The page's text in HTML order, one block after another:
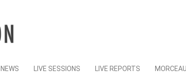
Skip
NEWS LIVE SESSIONS LIVE REPORTS